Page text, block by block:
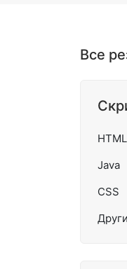
Все
HTML
Java
CSS